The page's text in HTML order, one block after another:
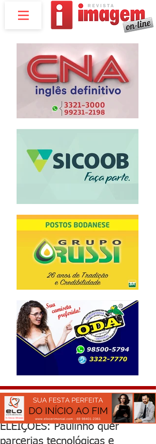
ELEIÇÕES: Paulinho quer
parcerias tecnológicas e